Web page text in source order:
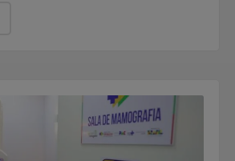
em Brasília, mostram que, apesar